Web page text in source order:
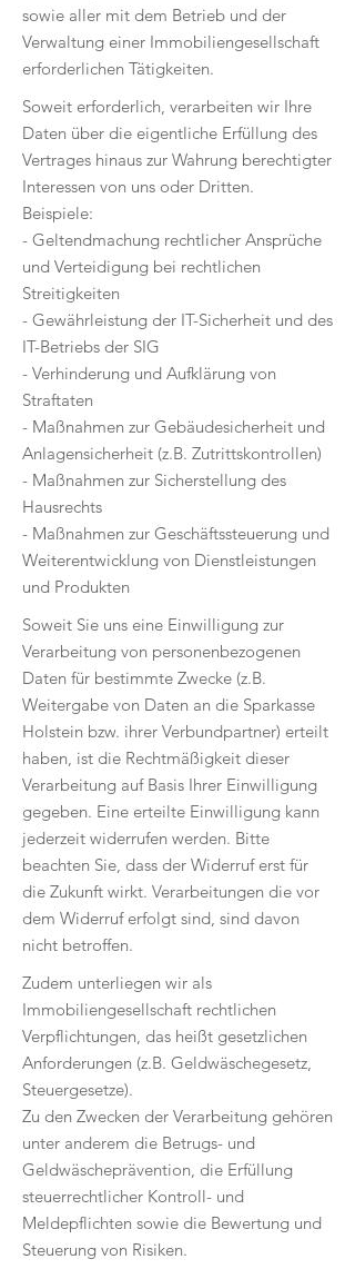
sowie aller mit dem Betrieb und der
Verwaltung einer Immobiliengesellschaft
erforderlichen Tätigkeiten.
Soweit erforderlich, verarbeiten wir Ihre
Daten über die eigentliche Erfüllung des
Vertrages hinaus zur Wahrung berechtigter
Interessen von uns oder Dritten.
Beispiele:
- Geltendmachung rechtlicher Ansprüche
und Verteidigung bei rechtlichen
Streitigkeiten
- Gewährleistung der IT-Sicherheit und des
IT-Betriebs der SIG
- Verhinderung und Aufklärung von
Straftaten
- Maßnahmen zur Gebäudesicherheit und
Anlagensicherheit (z.B. Zutrittskontrollen)
- Maßnahmen zur Sicherstellung des
Hausrechts
- Maßnahmen zur Geschäftssteuerung und
Weiterentwicklung von Dienstleistungen
und Produkten
Soweit Sie uns eine Einwilligung zur
Verarbeitung von personenbezogenen
Daten für bestimmte Zwecke (z.B.
Weitergabe von Daten an die Sparkasse
Holstein bzw. ihrer Verbundpartner) erteilt
haben, ist die Rechtmäßigkeit dieser
Verarbeitung auf Basis Ihrer Einwilligung
gegeben. Eine erteilte Einwilligung kann
jederzeit widerrufen werden. Bitte
beachten Sie, dass der Widerruf erst für
die Zukunft wirkt. Verarbeitungen die vor
dem Widerruf erfolgt sind, sind davon
nicht betroffen.
Zudem unterliegen wir als
Immobiliengesellschaft rechtlichen
Verpflichtungen, das heißt gesetzlichen
Anforderungen (z.B. Geldwäschegesetz,
Steuergesetze).
Zu den Zwecken der Verarbeitung gehören
unter anderem die Betrugs- und
Geldwäscheprävention, die Erfüllung
steuerrechtlicher Kontroll- und
Meldepflichten sowie die Bewertung und
Steuerung von Risiken.